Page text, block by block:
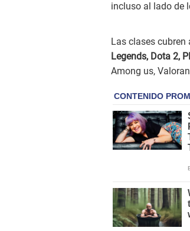
incluso al lado de
Las clases
Legends, Dota 2,
Among us,